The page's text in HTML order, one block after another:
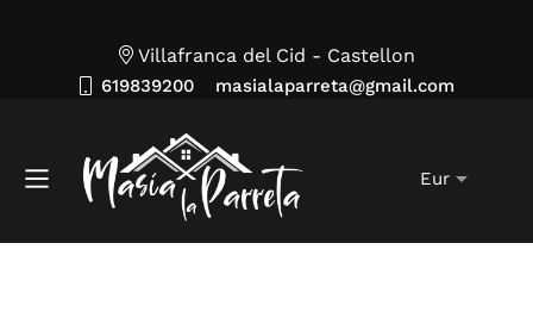
Villafranca del Cid - Castellon
619839200 masialaparreta@gmail.com